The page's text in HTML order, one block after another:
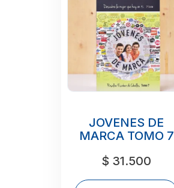
JOVENES DE
MARCA TOMO 7
$ 31.500